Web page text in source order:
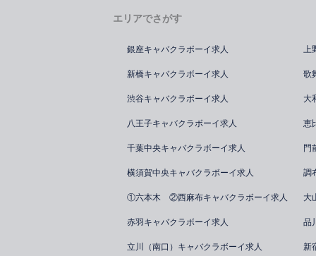
エリアでさがす
銀座キャバクラボーイ求人 上
新橋キャバクラボーイ求人 歌
渋谷キャバクラボーイ求人 大
八王子キャバクラボーイ求人 恵
千葉中央キャバクラボーイ求人 門
横須賀中央キャバクラボーイ求人 調
①六本木 ②西麻布キャバクラボーイ求人 大
赤羽キャバクラボーイ求人 品
立川（南口）キャバクラボーイ求人 新